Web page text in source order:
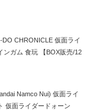
DO CHRONICLE 仮面ライ
ンガム 食玩 【BOX販売/12
Namco Nui) 仮面ライ
仮面ライダードォーン